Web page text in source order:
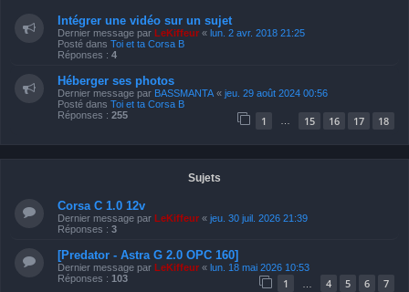
Intégrer une vidéo sur un sujet
Dernier message par LeKiffeur « lun. 2 avr. 2018 21:25
Posté dans Toi et ta Corsa B
Réponses : 4
Héberger ses photos
Dernier message par BASSMANTA « jeu. 29 août 2024 00:56
Posté dans Toi et ta Corsa B
Réponses : 255 1 15 16 17 18
Sujets
Corsa C 1.0 12v
Dernier message par LeKiffeur « jeu. 30 juil. 2026 21:39
Réponses : 3
[Predator - Astra G 2.0 OPC 160]
Dernier message par LeKiffeur « lun. 18 mai 2026 10:53
Réponses : 103 1 4 5 6 7